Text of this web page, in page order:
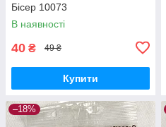
Бісер 10073
В наявності
40 ₴ 49 ₴
Купити
–18%